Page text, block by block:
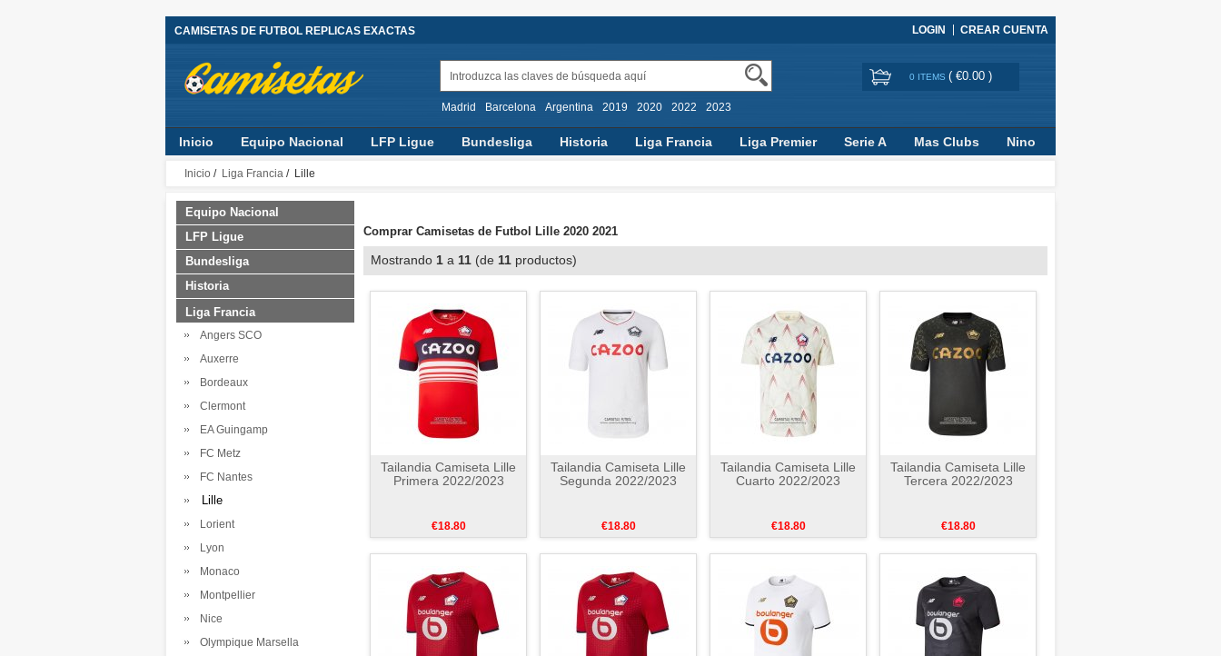
CAMISETAS DE FUTBOL REPLICAS EXACTAS LOGIN CREAR CUENTA
Madrid Barcelona Argentina 2019 2020 2022 2023
0 ITEMS ( €0.00 )
Inicio Equipo Nacional LFP Ligue Bundesliga Historia Liga Francia Liga Premier Serie A Mas Clubs Nino
Inicio / Liga Francia / Lille
Equipo Nacional
LFP Ligue
Bundesliga
Historia
Liga Francia
Angers SCO
Auxerre
Bordeaux
Clermont
EA Guingamp
FC Metz
FC Nantes
Lille
Lorient
Lyon
Monaco
Montpellier
Nice
Olympique Marsella
Comprar Camisetas de Futbol Lille 2020 2021
Mostrando 1 a 11 (de 11 productos)
Tailandia Camiseta Lille
Primera 2022/2023
€18.80
Tailandia Camiseta Lille
Segunda 2022/2023
€18.80
Tailandia Camiseta Lille
Cuarto 2022/2023
€18.80
Tailandia Camiseta Lille
Tercera 2022/2023
€18.80